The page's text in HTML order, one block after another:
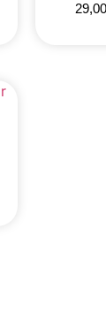
29,00